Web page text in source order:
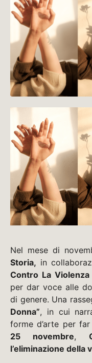
Nel mese di
Storia, in
Contro La
per dar voce alle
di genere. Una
Donna”, in cui
forme d’arte per
25 novembre,
l’eliminazione della